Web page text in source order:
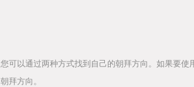
您可以通过两种方式找到自己的朝拜方向。如果要
朝拜方向。